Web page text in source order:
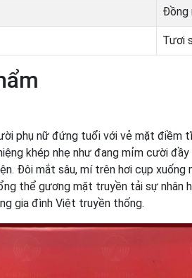
Đồng
Tươi
phụ nữ đứng tuổi với vẻ mặt điềm
khép nhẹ như đang mỉm cười
Đôi mắt sâu, mí trên hơi cụp
thể gương mặt truyền tải sự nhân
gia đình Việt truyền thống.